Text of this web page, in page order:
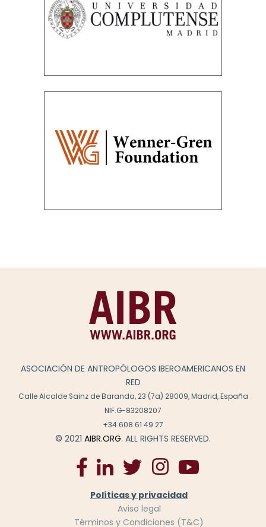
ASOCIACIÓN DE ANTROPÓLOGOS IBEROAMERICANOS EN
RED
Calle Alcalde Sainz de Baranda, 23 (7a) 28009, Madrid, España
NIF.G-83208207
+34 608 61 49 27
© 2021 AIBR.ORG. ALL RIGHTS RESERVED.
Políticas y privacidad
Aviso legal
Términos y Condiciones (T&C)